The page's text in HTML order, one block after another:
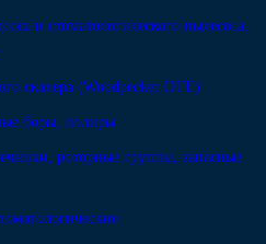
и стоматологического пылесоса,
скалера (Woodpecker DTE)
боры, полиры
роторные группы, запасные